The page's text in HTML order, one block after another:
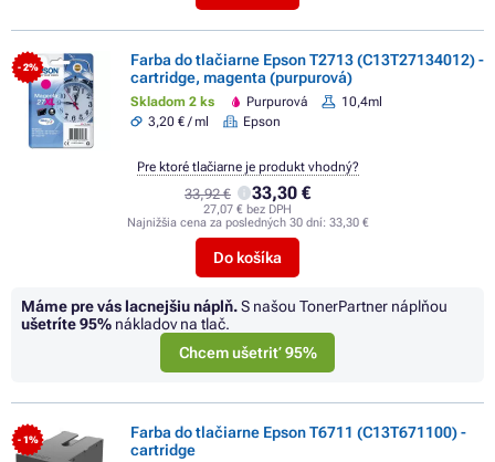
- 2%
Farba do tlačiarne Epson T2713 (C13T27134012) -
cartridge, magenta (purpurová)
Skladom 2 ks Purpurová
10,4ml
3,20 € / ml
Epson
33,92 € 33,30 €
27,07 € bez DPH
Najnižšia cena za posledných 30 dní: 33,30 €
Do košíka
Pre ktoré tlačiarne je produkt vhodný?
Máme pre vás lacnejšiu náplň.S našou TonerPartner náplňou
ušetríte95% nákladov na tlač.
Chcem ušetriť 95%
- 1%
Farba do tlačiarne Epson T6711 (C13T671100) -
cartridge